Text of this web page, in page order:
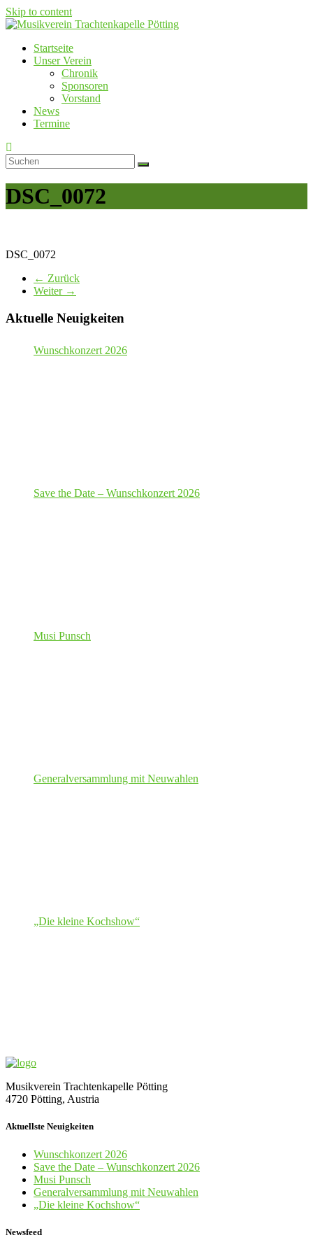
Skip to content
Musikverein Trachtenkapelle Pötting
Startseite
Unser Verein
Chronik
Sponsoren
Vorstand
News
Termine
DSC_0072
DSC_0072
← Zurück
Weiter →
Aktuelle Neuigkeiten
Wunschkonzert 2026
Save the Date – Wunschkonzert 2026
Musi Punsch
Generalversammlung mit Neuwahlen
„Die kleine Kochshow“
Musikverein Trachtenkapelle Pötting
4720 Pötting, Austria
Aktuellste Neuigkeiten
Wunschkonzert 2026
Save the Date – Wunschkonzert 2026
Musi Punsch
Generalversammlung mit Neuwahlen
„Die kleine Kochshow“
Newsfeed